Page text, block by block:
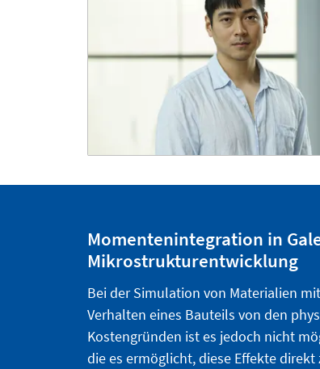
Momentenintegration in
Mikrostrukturentwicklung
Bei der Simulation von Materialien
Verhalten eines Bauteils von den
Kostengründen ist es jedoch nicht
die es ermöglicht, diese Effekte